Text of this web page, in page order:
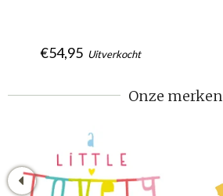
€54,95 Uitverkocht
Onze merken